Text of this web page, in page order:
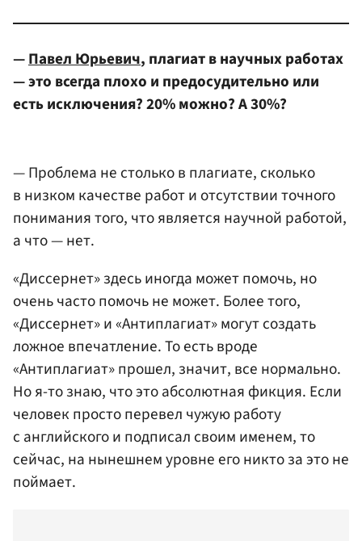
—Павел Юрьевич, плагиат в научных работах
— это всегда плохо и предосудительно или
есть исключения? 20% можно? А 30%?
— Проблема не столько в плагиате, сколько
в низком качестве работ и отсутствии точного
понимания того, что является научной работой,
а что — нет.
«Диссернет» здесь иногда может помочь, но
очень часто помочь не может. Более того,
«Диссернет» и «Антиплагиат» могут создать
ложное впечатление. То есть вроде
«Антиплагиат» прошел, значит, все нормально.
Но я-то знаю, что это абсолютная фикция. Если
человек просто перевел чужую работу
с английского и подписал своим именем, то
сейчас, на нынешнем уровне его никто за это не
поймает.